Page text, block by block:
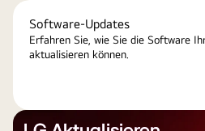
Software-Updates
Erfahren Sie, wie Sie die Software
aktualisieren können.